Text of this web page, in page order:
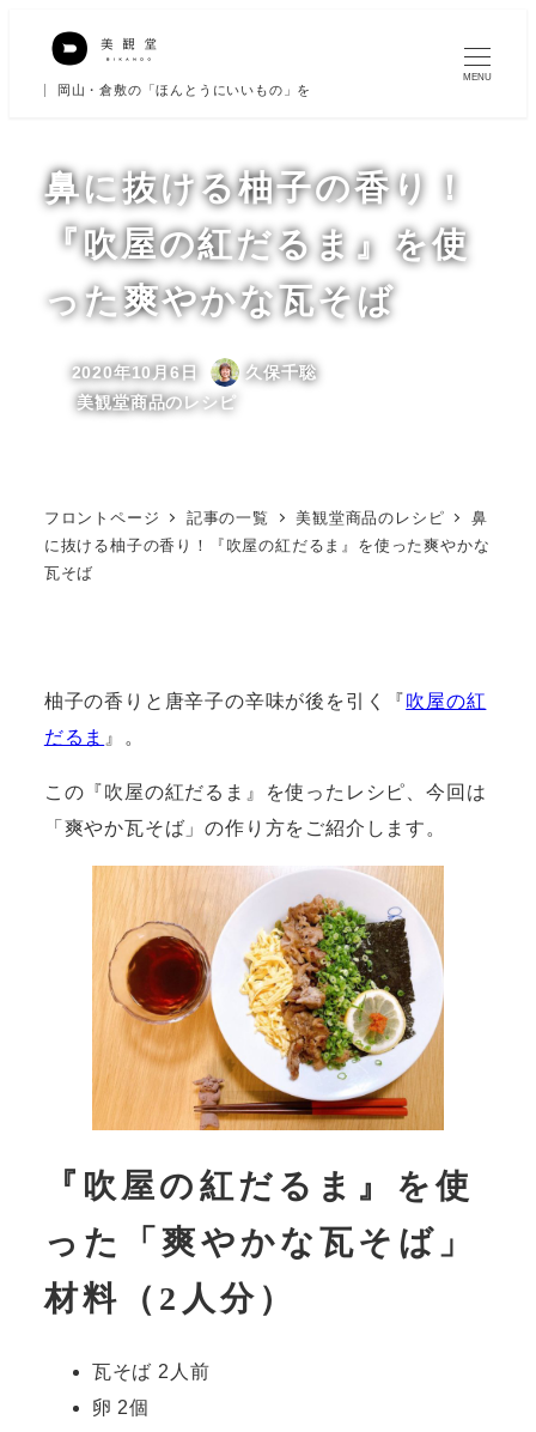
岡山・倉敷の「ほんとうにいいもの」を
MENU
鼻に抜ける柚子の香り！
『吹屋の紅だるま』を使
った爽やかな瓦そば
投稿日
2020年10月6日
著
者
久保千聡
カテゴリー
美観堂商品のレシピ
フロントページ 記事の一覧 美観堂商品のレシピ
鼻
に抜ける柚子の香り！『吹屋の紅だるま』を使った爽やかな
瓦そば
柚子の香りと唐辛子の辛味が後を引く『吹屋の紅
だるま 』。
この『吹屋の紅だるま』を使ったレシピ、今回は
「爽やか瓦そば」の作り方をご紹介します。
『吹屋の紅だるま』を使
った「爽やかな瓦そば」
材料（2人分）
瓦そば 2人前
卵 2個